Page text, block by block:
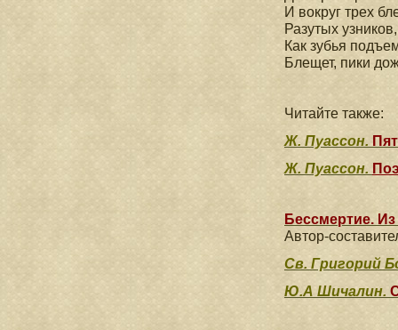
И вокруг трех
Разутых
Как зубья
Блещет, пики
Читайте также:
Ж. Пуассон.
Ж. Пуассон.
Бессмертие.
Автор-
Св. Григорий
Ю.А Шичалин.